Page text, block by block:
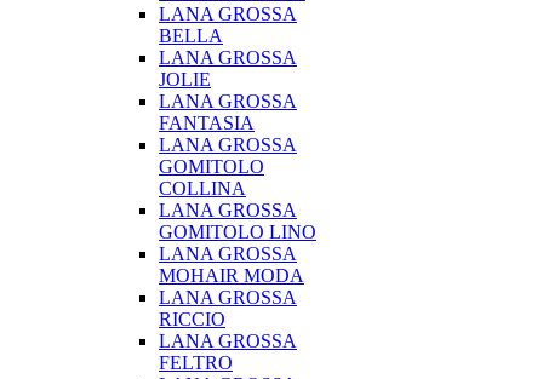
LANA GROSSA
BELLA
LANA GROSSA
JOLIE
LANA GROSSA
FANTASIA
LANA GROSSA
GOMITOLO
COLLINA
LANA GROSSA
GOMITOLO LINO
LANA GROSSA
MOHAIR MODA
LANA GROSSA
RICCIO
LANA GROSSA
FELTRO